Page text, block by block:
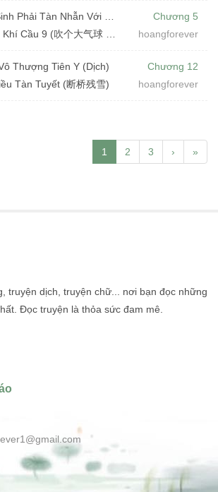
Chương 5
hoangforever
Thượng Tiên Y (Dịch)
Tàn Tuyết (断桥残雪)
Chương 12
hoangforever
1 2 3 › »
truyện dịch, truyện chữ... nơi bạn đọc những
Đọc truyện là thỏa sức đam mê.